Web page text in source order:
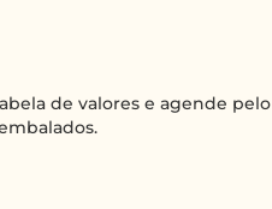
de valores e agende pelo